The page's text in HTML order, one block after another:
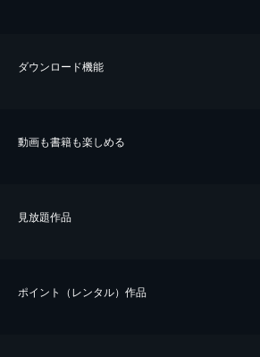
ダウンロード機能
動画も書籍も楽しめる
⾒放題作品
ポイント（レンタル）作品